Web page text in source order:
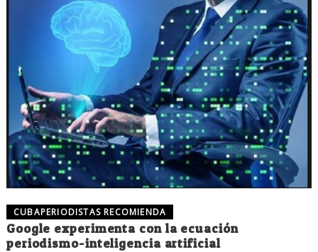
CUBAPERIODISTAS RECOMIENDA
Google experimenta con la ecuación
periodismo-inteligencia artificial